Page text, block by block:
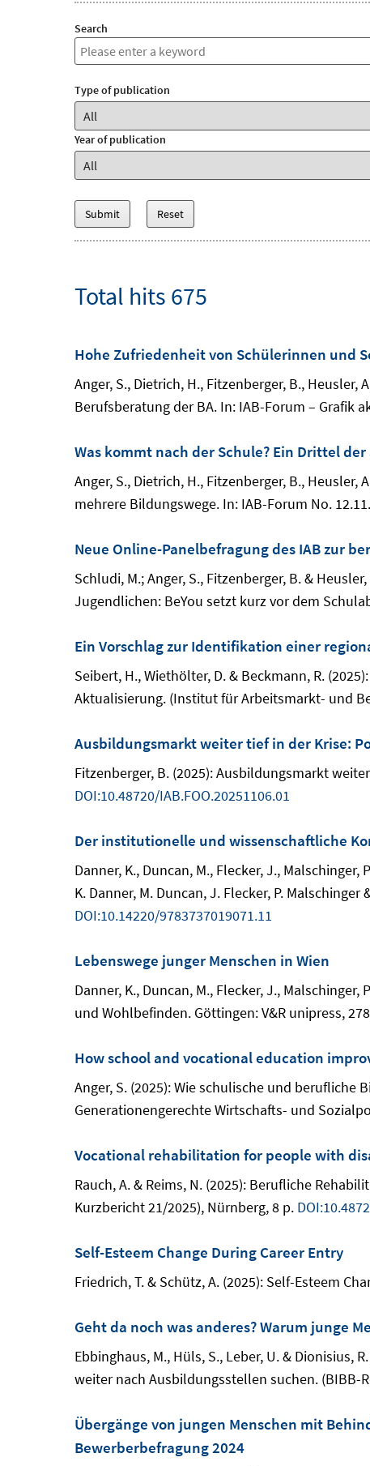
Search
Type of publication
Year of publication
Total hits 675
Hohe Zufriedenheit von Schülerinnen und
Anger, S., Dietrich, H., Fitzenberger, B.,
Berufsberatung der BA. In: IAB-Forum – Grafik
Was kommt nach der Schule? Ein Drittel
Anger, S., Dietrich, H., Fitzenberger, B.,
mehrere Bildungswege. In: IAB-Forum No.
Neue Online-Panelbefragung des IAB zur
Schludi, M.; Anger, S., Fitzenberger, B. &
Jugendlichen: BeYou setzt kurz vor dem
Ein Vorschlag zur Identifikation einer
Seibert, H., Wiethölter, D. & Beckmann, R.
Aktualisierung. (Institut für Arbeitsmarkt- und
Ausbildungsmarkt weiter tief in der Krise:
Fitzenberger, B. (2025): Ausbildungsmarkt
DOI:10.48720/IAB.FOO.20251106.01
Der institutionelle und wissenschaftliche
Danner, K., Duncan, M., Flecker, J.,
K. Danner, M. Duncan, J. Flecker, P.
DOI:10.14220/9783737019071.11
Lebenswege junger Menschen in Wien
Danner, K., Duncan, M., Flecker, J.,
und Wohlbefinden. Göttingen: V&R unipress,
How school and vocational education
Anger, S. (2025): Wie schulische und
Generationengerechte Wirtschafts- und
Vocational rehabilitation for people with
Rauch, A. & Reims, N. (2025): Berufliche
Kurzbericht 21/2025), Nürnberg, 8 p.
Self-Esteem Change During Career Entry
Friedrich, T. & Schütz, A. (2025): Self-Esteem
Geht da noch was anderes? Warum junge
Ebbinghaus, M., Hüls, S., Leber, U. & Dionisius,
weiter nach Ausbildungsstellen suchen. (BIBB-
Übergänge von jungen Menschen mit
Bewerberbefragung 2024